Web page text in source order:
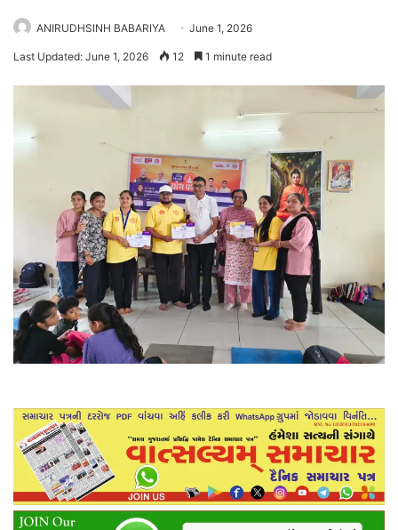
ANIRUDHSINH BABARIYA June 1, 2026
Last Updated: June 1, 2026 12 1 minute read